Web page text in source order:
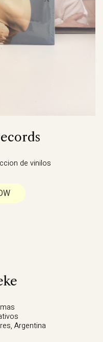
de vinilos
Argentina